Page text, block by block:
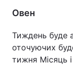
Овен
Тиждень буде
оточуючих
тижня Місяць